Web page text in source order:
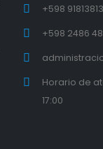
+598 91813813
+598 2486
Horario de
17:00